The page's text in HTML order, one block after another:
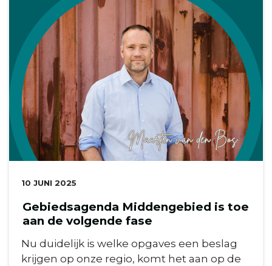
DATUM:
10 JUNI 2025
Gebiedsagenda Middengebied is toe
aan de volgende fase
Nu duidelijk is welke opgaves een beslag
krijgen op onze regio, komt het aan op de